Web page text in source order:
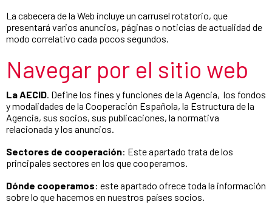
La cabecera de la Web incluye un carrusel rotatorio, que
presentará varios anuncios, páginas o noticias de actualidad de
modo correlativo cada pocos segundos.
Navegar por el sitio web
La AECID. Define los fines y funciones de la Agencia, los fondos
y modalidades de la Cooperación Española, la Estructura de la
Agencia, sus socios, sus publicaciones, la normativa
relacionada y los anuncios.
Sectores de cooperación: Este apartado trata de los
principales sectores en los que cooperamos.
Dónde cooperamos: este apartado ofrece toda la información
sobre lo que hacemos en nuestros países socios.